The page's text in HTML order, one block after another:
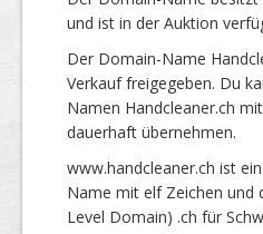
und ist in der Auktion
Der Domain-Name
Verkauf freigegeben. Du
Namen Handcleaner.ch
dauerhaft übernehmen.
www.handcleaner.ch ist
Name mit elf Zeichen und
Level Domain) .ch für